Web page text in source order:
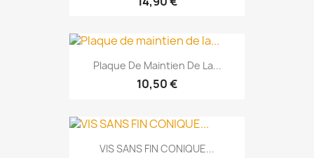
Plaque De Maintien De La...
10,50 €
VIS SANS FIN CONIQUE...